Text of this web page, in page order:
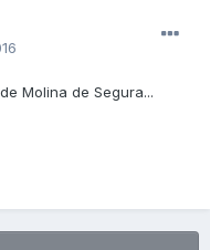
Molina de Segura...